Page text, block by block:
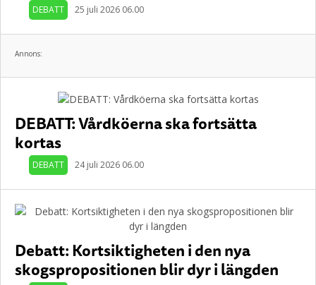
DEBATT 25 juli 2026 06.00
Annons:
DEBATT: Vårdköerna ska fortsätta
kortas
DEBATT 24 juli 2026 06.00
Debatt: Kortsiktigheten i den nya
skogspropositionen blir dyr i längden